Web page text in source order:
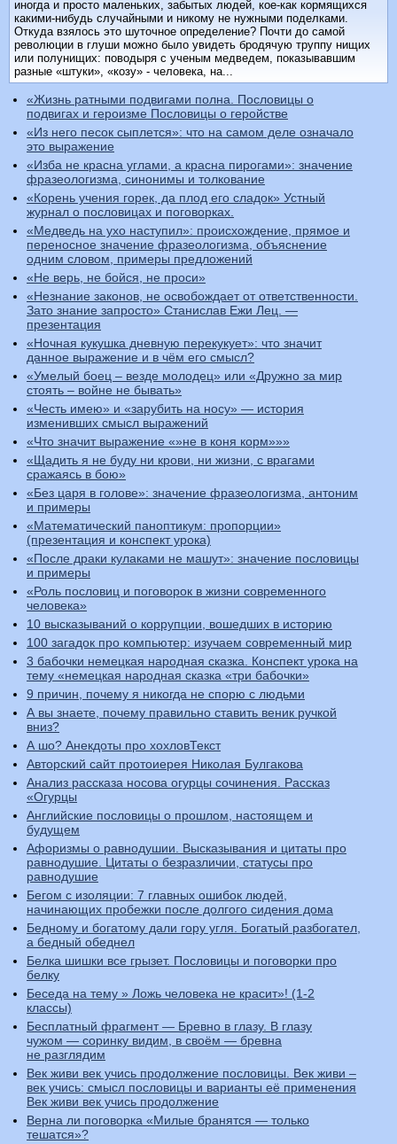
иногда и просто маленьких, забытых людей, кое-как кормящихся
какими-нибудь случайными и никому не нужными поделками.
Откуда взялось это шуточное определение? Почти до самой
революции в глуши можно было увидеть бродячую труппу нищих
или полунищих: поводыря с ученым медведем, показывавшим
разные «штуки», «козу» - человека, на...
«Жизнь ратными подвигами полна. Пословицы о
подвигах и героизме Пословицы о геройстве
«Из него песок сыплется»: что на самом деле означало
это выражение
«Изба не красна углами, а красна пирогами»: значение
фразеологизма, синонимы и толкование
«Корень учения горек, да плод его сладок» Устный
журнал о пословицах и поговорках.
«Медведь на ухо наступил»: происхождение, прямое и
переносное значение фразеологизма, объяснение
одним словом, примеры предложений
«Не верь, не бойся, не проси»
«Незнание законов, не освобождает от ответственности.
Зато знание запросто» Станислав Ежи Лец. —
презентация
«Ночная кукушка дневную перекукует»: что значит
данное выражение и в чём его смысл?
«Умелый боец – везде молодец» или «Дружно за мир
стоять – войне не бывать»
«Честь имею» и «зарубить на носу» — история
изменивших смысл выражений
«Что значит выражение «»не в коня корм»»»
«Щадить я не буду ни крови, ни жизни, с врагами
сражаясь в бою»
«Без царя в голове»: значение фразеологизма, антоним
и примеры
«Математический паноптикум: пропорции»
(презентация и конспект урока)
«После драки кулаками не машут»: значение пословицы
и примеры
«Роль пословиц и поговорок в жизни современного
человека»
10 высказываний о коррупции, вошедших в историю
100 загадок про компьютер: изучаем современный мир
3 бабочки немецкая народная сказка. Конспект урока на
тему «немецкая народная сказка «три бабочки»
9 причин, почему я никогда не спорю с людьми
А вы знаете, почему правильно ставить веник ручкой
вниз?
А шо? Анекдоты про хохловТекст
Авторский сайт протоиерея Николая Булгакова
Анализ рассказа носова огурцы сочинения. Рассказ
«Огурцы
Английские пословицы о прошлом, настоящем и
будущем
Афоризмы о равнодушии. Высказывания и цитаты про
равнодушие. Цитаты о безразличии, статусы про
равнодушие
Бегом с изоляции: 7 главных ошибок людей,
начинающих пробежки после долгого сидения дома
Бедному и богатому дали гору угля. Богатый разбогател,
а бедный обеднел
Белка шишки все грызет. Пословицы и поговорки про
белку
Беседа на тему » Ложь человека не красит»! (1-2
классы)
Бесплатный фрагмент — Бревно в глазу. В глазу
чужом — соринку видим, в своём — бревна
не разглядим
Век живи век учись продолжение пословицы. Век живи –
век учись: смысл пословицы и варианты её применения
Век живи век учись продолжение
Верна ли поговорка «Милые бранятся — только
тешатся»?